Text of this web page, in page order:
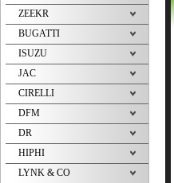
ZEEKR
BUGATTI
ISUZU
JAC
CIRELLI
DFM
DR
HIPHI
LYNK & CO